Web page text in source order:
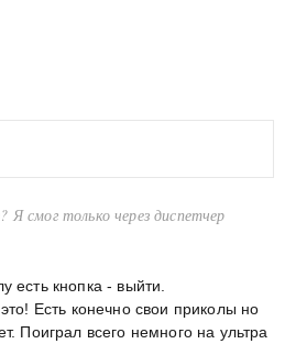
Я смог только через диспетчер
есть кнопка - выйти.
Есть конечно свои приколы но
Поиграл всего немного на ультра